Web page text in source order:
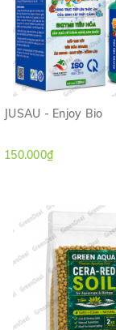
JUSAU - Enjoy Bio
150.000₫